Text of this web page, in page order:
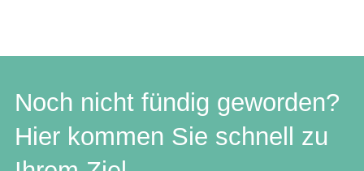
Noch nicht fündig geworden?
Hier kommen Sie schnell zu